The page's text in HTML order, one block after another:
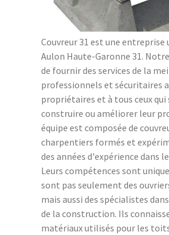
Couvreur 31 est une entreprise
Aulon Haute-Garonne 31.
de fournir des services de la
professionnels et sécuritaires
propriétaires et à tous ceux
construire ou améliorer leur
équipe est composée de
charpentiers formés et
des années d'expérience dans
Leurs compétences sont
sont pas seulement des
mais aussi des spécialistes
de la construction. Ils
matériaux utilisés pour les